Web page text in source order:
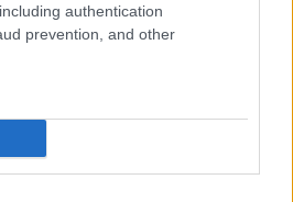
authentication
prevention, and other